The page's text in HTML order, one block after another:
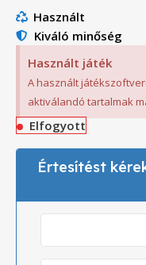
Használt
Kiváló minőség
Használt játék
A használt
aktiválandó tartalmak
Elfogyott
Értesítést